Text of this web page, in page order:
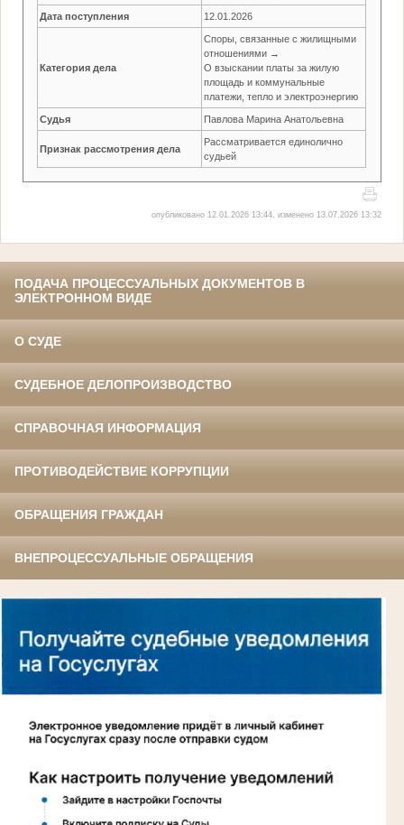
Дата поступления 12.01.2026
Категория дела
Споры, связанные с жилищными
отношениями →
О взыскании платы за жилую
площадь и коммунальные
платежи, тепло и электроэнергию
Судья Павлова Марина Анатольевна
Признак рассмотрения дела
Рассматривается единолично
судьей
опубликовано 12.01.2026 13:44, изменено 13.07.2026 13:32
ПОДАЧА ПРОЦЕССУАЛЬНЫХ ДОКУМЕНТОВ В
ЭЛЕКТРОННОМ ВИДЕ
О СУДЕ
СУДЕБНОЕ ДЕЛОПРОИЗВОДСТВО
СПРАВОЧНАЯ ИНФОРМАЦИЯ
ПРОТИВОДЕЙСТВИЕ КОРРУПЦИИ
ОБРАЩЕНИЯ ГРАЖДАН
ВНЕПРОЦЕССУАЛЬНЫЕ ОБРАЩЕНИЯ